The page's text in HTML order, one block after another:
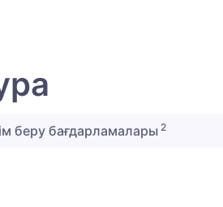
беру бағдарламалары2